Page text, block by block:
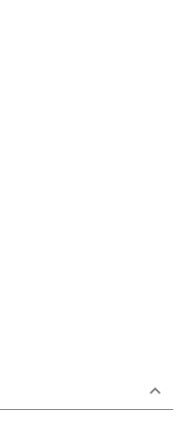
keyboard_arrow_down